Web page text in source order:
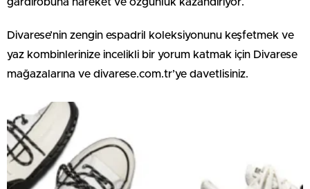
Divarese’nin zengin espadril koleksiyonunu keşfetmek ve
yaz kombinlerinize incelikli bir yorum katmak için Divarese
mağazalarına ve divarese.com.tr’ye davetlisiniz.